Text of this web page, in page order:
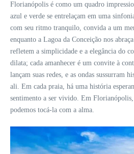
Florianópolis é como um quadro
azul e verde se entrelaçam em uma
com seu ritmo tranquilo, convida a um
enquanto a Lagoa da Conceição nos
refletem a simplicidade e a elegância do
dilata; cada amanhecer é um convite à
lançam suas redes, e as ondas sussurram
ali. Em cada praia, há uma história
sentimento a ser vivido. Em Florianópolis,
podemos tocá-la com a alma.